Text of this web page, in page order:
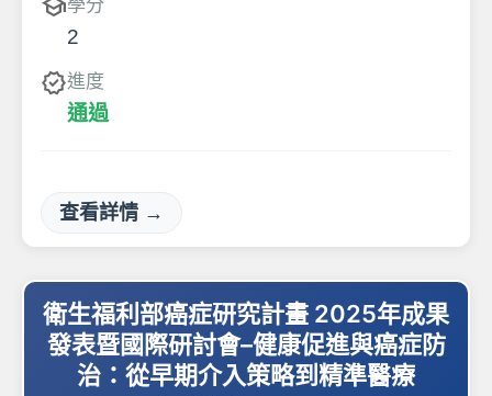
school學分
2
verified進度
通過
查看詳情 →
衛生福利部癌症研究計畫 2025年成果
發表暨國際研討會–健康促進與癌症防
治：從早期介入策略到精準醫療